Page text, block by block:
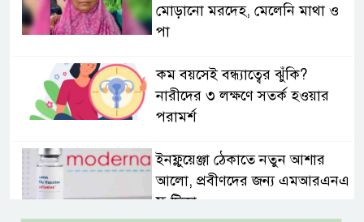
মোড়ানো মরদেহ, মেলেনি মাথা ও
পা
কম বয়সেই বন্ধ্যাত্বের ঝুঁকি?
নারীদের ৩ লক্ষণে সতর্ক হওয়ার
পরামর্শ
ইনফ্লুয়েঞ্জা ঠেকাতে নতুন আশার
আলো, প্রবীণদের জন্য এমআরএনএ
ফ্লু টিকা